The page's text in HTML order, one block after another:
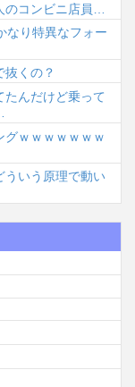
のコンビニ店員…
なり特異なフォー
抜くの？
たんだけど乗って
グｗｗｗｗｗｗｗ
いう原理で動い